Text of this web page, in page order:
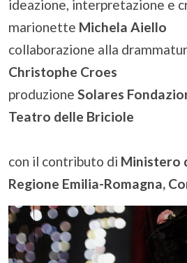
ideazione, interpretazione e
marionette Michela Aiello
collaborazione alla
Christophe Croes
produzione Solares
Teatro delle Briciole
con il contributo di Ministero
Regione Emilia-Romagna,